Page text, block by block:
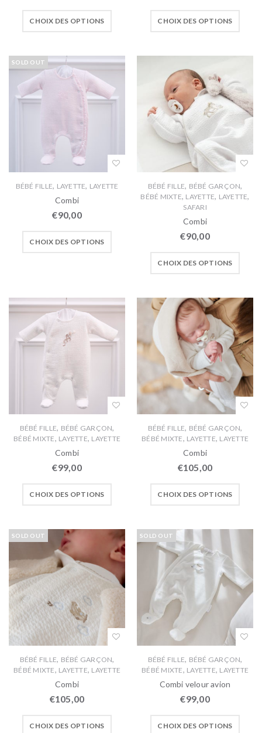
CHOIX DES OPTIONS CHOIX DES OPTIONS
SOLD OUT
BÉBÉ FILLE, LAYETTE, LAYETTE
Combi
€90,00
CHOIX DES OPTIONS
BÉBÉ FILLE, BÉBÉ GARÇON,
BÉBÉ MIXTE, LAYETTE, LAYETTE,
SAFARI
Combi
€90,00
CHOIX DES OPTIONS
BÉBÉ FILLE, BÉBÉ GARÇON,
BÉBÉ MIXTE, LAYETTE, LAYETTE
Combi
€99,00
CHOIX DES OPTIONS
BÉBÉ FILLE, BÉBÉ GARÇON,
BÉBÉ MIXTE, LAYETTE, LAYETTE
Combi
€105,00
CHOIX DES OPTIONS
SOLD OUT
BÉBÉ FILLE, BÉBÉ GARÇON,
BÉBÉ MIXTE, LAYETTE, LAYETTE
Combi
€105,00
CHOIX DES OPTIONS
SOLD OUT
BÉBÉ FILLE, BÉBÉ GARÇON,
BÉBÉ MIXTE, LAYETTE, LAYETTE
Combi velour avion
€99,00
CHOIX DES OPTIONS